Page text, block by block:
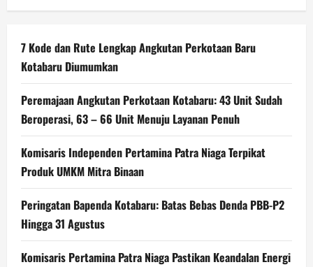
7 Kode dan Rute Lengkap Angkutan Perkotaan Baru
Kotabaru Diumumkan
Peremajaan Angkutan Perkotaan Kotabaru: 43 Unit Sudah
Beroperasi, 63 – 66 Unit Menuju Layanan Penuh
Komisaris Independen Pertamina Patra Niaga Terpikat
Produk UMKM Mitra Binaan
Peringatan Bapenda Kotabaru: Batas Bebas Denda PBB-P2
Hingga 31 Agustus
Komisaris Pertamina Patra Niaga Pastikan Keandalan Energi